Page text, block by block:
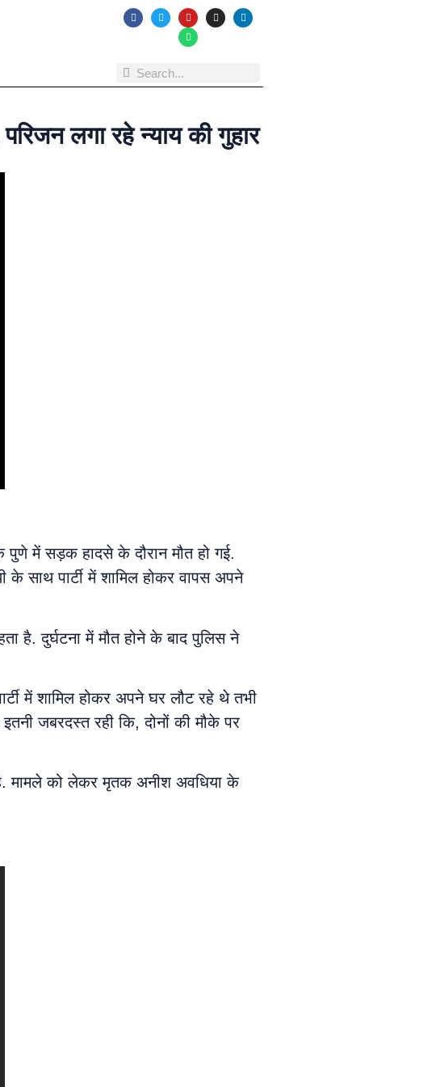
लगा रहे न्याय की गुहार
पुणे में सड़क हादसे के दौरान मौत हो गई.
साथ पार्टी में शामिल होकर वापस अपने
है. दुर्घटना में मौत होने के बाद पुलिस ने
में शामिल होकर अपने घर लौट रहे थे तभी
जबरदस्त रही कि, दोनों की मौके पर
है. मामले को लेकर मृतक अनीश अवधिया के